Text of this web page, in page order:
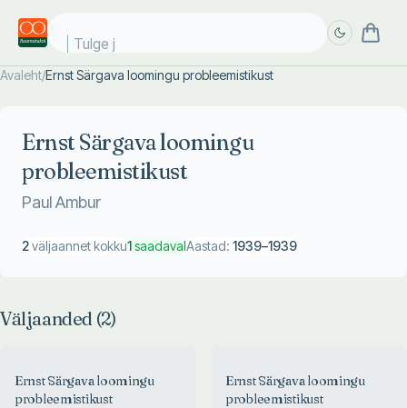
Tulge ju
Avaleht/Ernst Särgava loomingu probleemistikust
Ernst Särgava loomingu
probleemistikust
Paul Ambur
2väljaannet kokku1saadavalAastad: 1939–1939
Väljaanded (2)
Ernst Särgava loomingu
probleemistikust
Ernst Särgava loomingu
probleemistikust